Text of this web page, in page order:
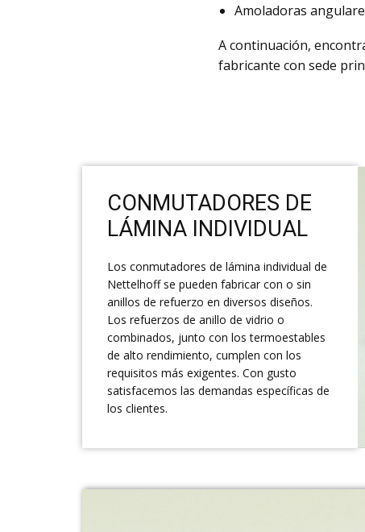
​A continuación,
fabricante con sede
Amoladoras
​CONMUTADORES DE
LÁMINA INDIVIDUAL
​Los conmutadores de lámina individual de
Nettelhoff se pueden fabricar con o sin
anillos de refuerzo en diversos diseños.
Los refuerzos de anillo de vidrio o
combinados, junto con los termoestables
de alto rendimiento, cumplen con los
requisitos más exigentes. Con gusto
satisfacemos las demandas específicas de
los clientes.